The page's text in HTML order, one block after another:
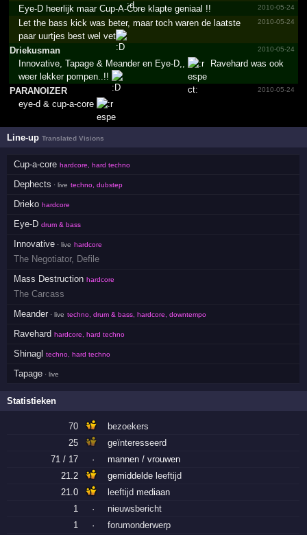
2010-05-24
Eye-D heerlijk maar Cup-A-Core klapte geniaal !!
2010-05-24
Let the bass kick was beter, maar toch waren de laatste
paar uurtjes best wel vet
Driekusman
2010-05-24
Innovative, Tapage & Meander en Eye-D,,
Ravehard was ook
weer lekker pompen..!!
PARANOIZER
2010-05-24
eye-d & cup-a-core
Line-upTranslated Visions
Cup-a-core hardcore, hard techno
Dephects · live techno, dubstep
Drieko hardcore
Eye-D drum & bass
Innovative · live hardcore
The Negotiator, Defile
Mass Destruction hardcore
The Carcass
Meander · live techno, drum & bass, hardcore, downtempo
Ravehard hardcore, hard techno
Shinagl techno, hard techno
Tapage · live
Statistieken
70
bezoekers
25
geïnteresseerd
71 / 17
·
mannen / vrouwen
21.2
gemiddeldeleeftijd
21.0
leeftijd mediaan
1
·
nieuwsbericht
1
·
forumonderwerp